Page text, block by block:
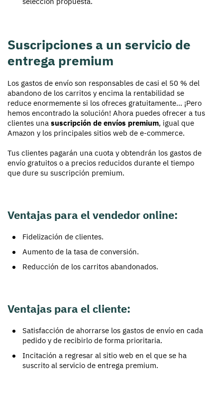
Suscripciones a un servicio de
entrega premium
Los gastos de envío son responsables de casi el 50 % del
abandono de los carritos y encima la rentabilidad se
reduce enormemente si los ofreces gratuitamente... ¡Pero
hemos encontrado la solución! Ahora puedes ofrecer a tus
clientes una suscripción de envíos premium, igual que
Amazon y los principales sitios web de e-commerce.
Tus clientes pagarán una cuota y obtendrán los gastos de
envío gratuitos o a precios reducidos durante el tiempo
que dure su suscripción premium.
Ventajas para el vendedor online:
Fidelización de clientes.
Aumento de la tasa de conversión.
Reducción de los carritos abandonados.
Ventajas para el cliente:
Satisfacción de ahorrarse los gastos de envío en cada
pedido y de recibirlo de forma prioritaria.
Incitación a regresar al sitio web en el que se ha
suscrito al servicio de entrega premium.